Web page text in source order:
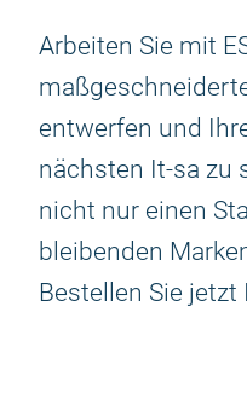
Arbeiten Sie mit
entwerfen und
nächsten It-sa zu
nicht nur einen
bleibenden
Bestellen Sie